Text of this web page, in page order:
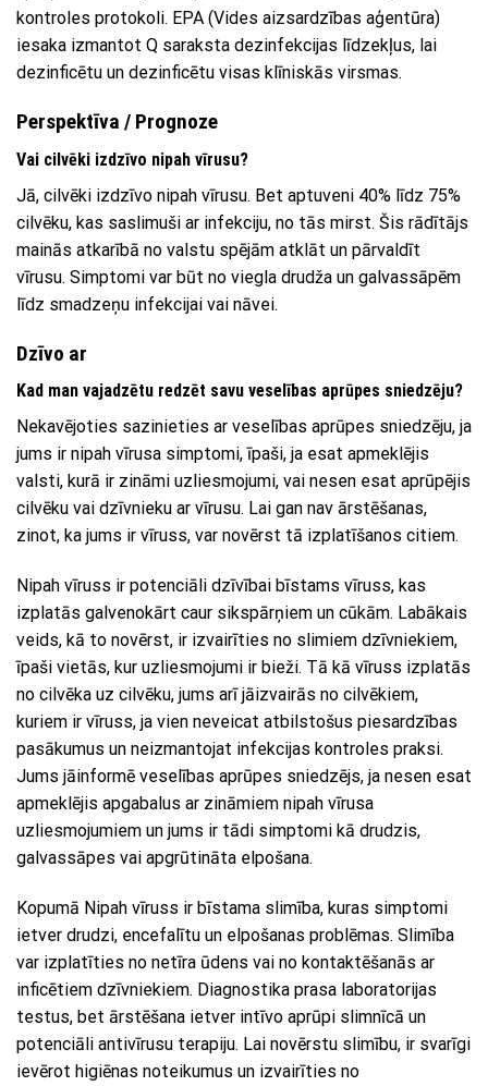
kontroles protokoli. EPA (Vides aizsardzības aģentūra)
iesaka izmantot Q saraksta dezinfekcijas līdzekļus, lai
dezinficētu un dezinficētu visas klīniskās virsmas.
Perspektīva / Prognoze
Vai cilvēki izdzīvo nipah vīrusu?
Jā, cilvēki izdzīvo nipah vīrusu. Bet aptuveni 40% līdz 75%
cilvēku, kas saslimuši ar infekciju, no tās mirst. Šis rādītājs
mainās atkarībā no valstu spējām atklāt un pārvaldīt
vīrusu. Simptomi var būt no viegla drudža un galvassāpēm
līdz smadzeņu infekcijai vai nāvei.
Dzīvo ar
Kad man vajadzētu redzēt savu veselības aprūpes sniedzēju?
Nekavējoties sazinieties ar veselības aprūpes sniedzēju, ja
jums ir nipah vīrusa simptomi, īpaši, ja esat apmeklējis
valsti, kurā ir zināmi uzliesmojumi, vai nesen esat aprūpējis
cilvēku vai dzīvnieku ar vīrusu. Lai gan nav ārstēšanas,
zinot, ka jums ir vīruss, var novērst tā izplatīšanos citiem.
Nipah vīruss ir potenciāli dzīvībai bīstams vīruss, kas
izplatās galvenokārt caur sikspārņiem un cūkām. Labākais
veids, kā to novērst, ir izvairīties no slimiem dzīvniekiem,
īpaši vietās, kur uzliesmojumi ir bieži. Tā kā vīruss izplatās
no cilvēka uz cilvēku, jums arī jāizvairās no cilvēkiem,
kuriem ir vīruss, ja vien neveicat atbilstošus piesardzības
pasākumus un neizmantojat infekcijas kontroles praksi.
Jums jāinformē veselības aprūpes sniedzējs, ja nesen esat
apmeklējis apgabalus ar zināmiem nipah vīrusa
uzliesmojumiem un jums ir tādi simptomi kā drudzis,
galvassāpes vai apgrūtināta elpošana.
Kopumā Nipah vīruss ir bīstama slimība, kuras simptomi
ietver drudzi, encefalītu un elpošanas problēmas. Slimība
var izplatīties no netīra ūdens vai no kontaktēšanās ar
inficētiem dzīvniekiem. Diagnostika prasa laboratorijas
testus, bet ārstēšana ietver intīvo aprūpi slimnīcā un
potenciāli antivīrusu terapiju. Lai novērstu slimību, ir svarīgi
ievērot higiēnas noteikumus un izvairīties no